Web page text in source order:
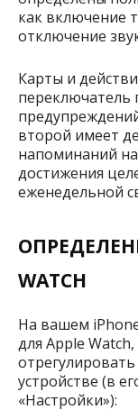
как включение
отключение
Карты и
переключатель
второй имеет
напоминаний на
достижения
еженедельной
WATCH
На вашем
для Apple
устройстве (в
«Настройки»):